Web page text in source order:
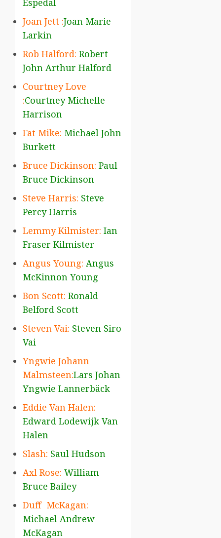
Espedal
Joan Jett :Joan Marie
Larkin
Rob Halford: Robert
John Arthur Halford
Courtney Love
:Courtney Michelle
Harrison
Fat Mike: Michael John
Burkett
Bruce Dickinson: Paul
Bruce Dickinson
Steve Harris: Steve
Percy Harris
Lemmy Kilmister: Ian
Fraser Kilmister
Angus Young: Angus
McKinnon Young
Bon Scott: Ronald
Belford Scott
Steven Vai: Steven Siro
Vai
Yngwie Johann
Malmsteen:Lars Johan
Yngwie Lannerbäck
Eddie Van Halen:
Edward Lodewijk Van
Halen
Slash: Saul Hudson
Axl Rose: William
Bruce Bailey
Duff McKagan:
Michael Andrew
McKagan